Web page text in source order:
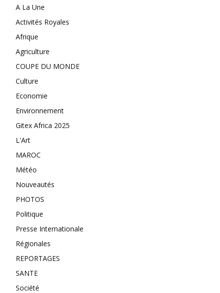
A La Une
Activités Royales
Afrique
Agriculture
COUPE DU MONDE
Culture
Economie
Environnement
Gitex Africa 2025
L'Art
MAROC
Météo
Nouveautés
PHOTOS
Politique
Presse Internationale
Régionales
REPORTAGES
SANTE
Société